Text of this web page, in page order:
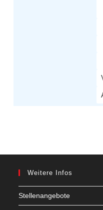
Weitere Infos
Stellenangebote